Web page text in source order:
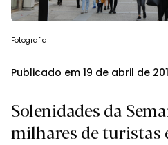
Fotografia
Publicado em 19 de abril de
Solenidades da
milhares de turistas